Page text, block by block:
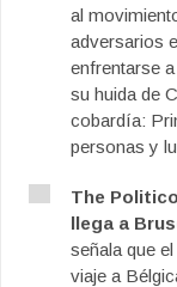
al
adversarios
enfrentarse
su huida de
cobardía:
personas y
The
llega a
señala que
viaje a